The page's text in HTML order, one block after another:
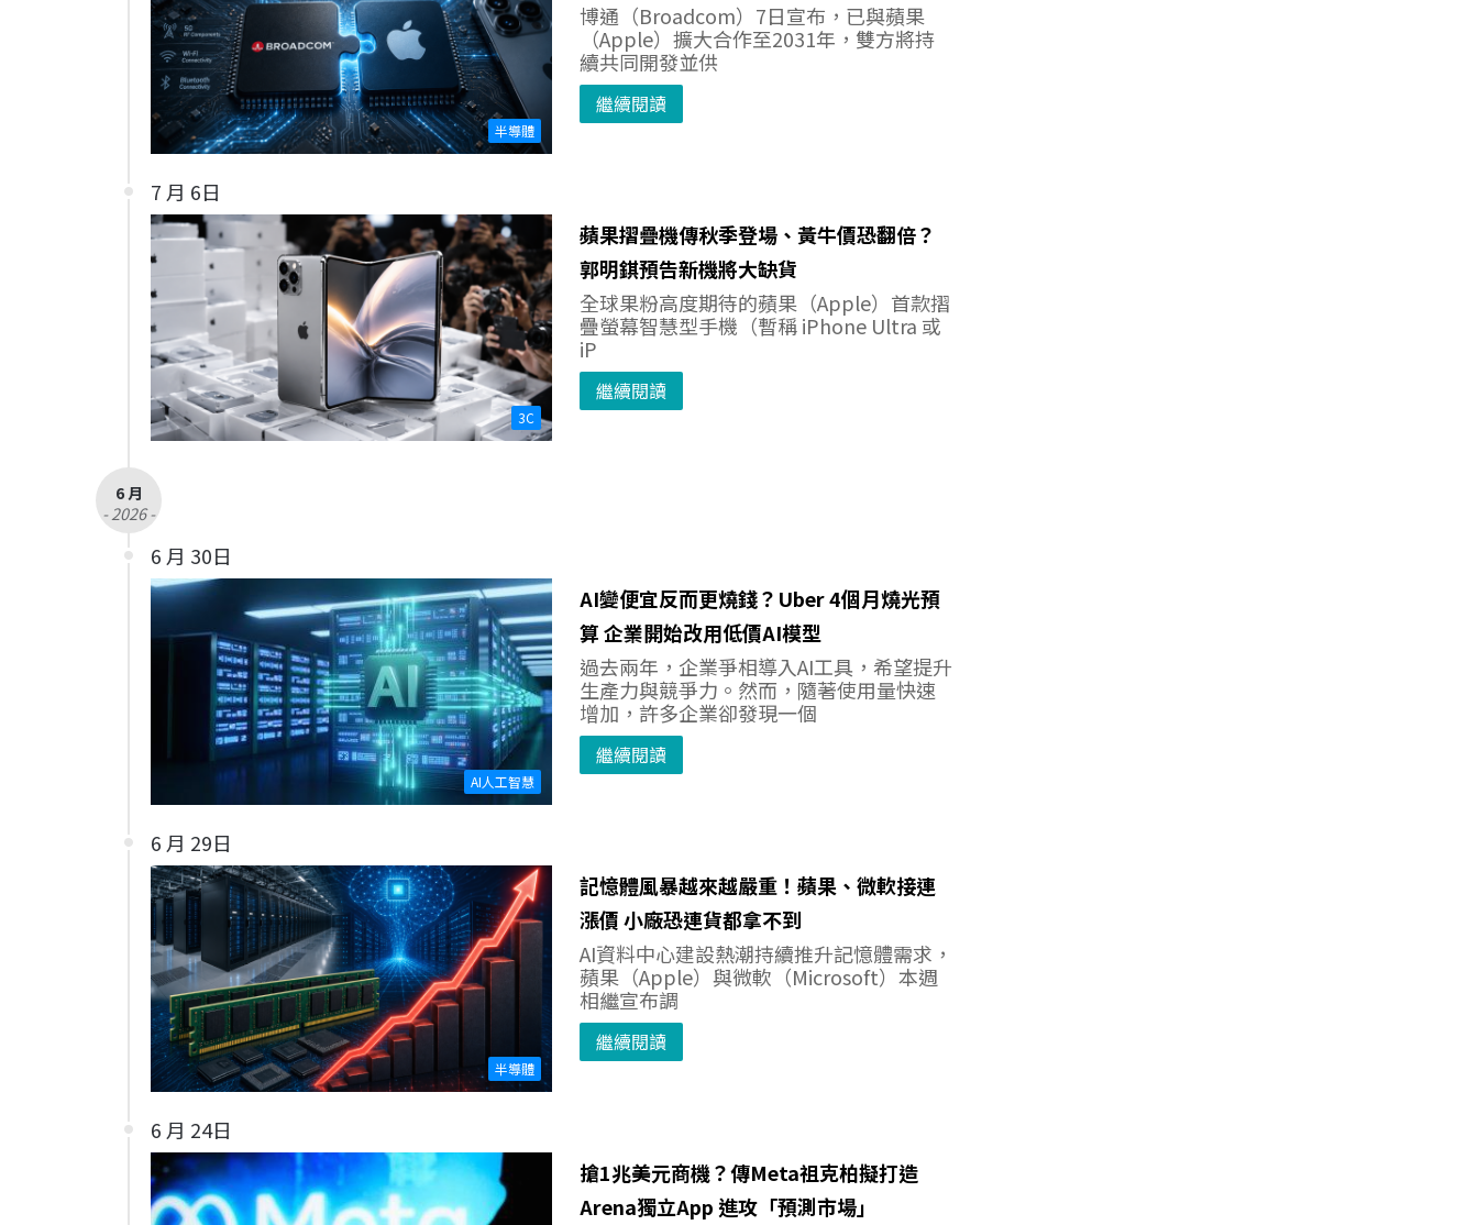
半導體
博通（Broadcom）7日宣布，已與蘋果
（Apple）擴大合作至2031年，雙方將持
續共同開發並供
繼續閱讀
7 月 6日
3C
蘋果摺疊機傳秋季登場、黃牛價恐翻倍？
郭明錤預告新機將大缺貨
全球果粉高度期待的蘋果（Apple）首款摺
疊螢幕智慧型手機（暫稱 iPhone Ultra 或
iP
繼續閱讀
6 月
- 2026 -
6 月 30日
AI人工智慧
AI變便宜反而更燒錢？Uber 4個月燒光預
算 企業開始改用低價AI模型
過去兩年，企業爭相導入AI工具，希望提升
生產力與競爭力。然而，隨著使用量快速
增加，許多企業卻發現一個
繼續閱讀
6 月 29日
半導體
記憶體風暴越來越嚴重！蘋果、微軟接連
漲價 小廠恐連貨都拿不到
AI資料中心建設熱潮持續推升記憶體需求，
蘋果（Apple）與微軟（Microsoft）本週
相繼宣布調
繼續閱讀
6 月 24日
搶1兆美元商機？傳Meta祖克柏擬打造
Arena獨立App 進攻「預測市場」